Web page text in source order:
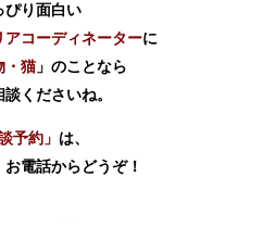
ぴり面白い
アコーディネーターに
・猫 」のことなら
くださいね。
予約」 は、
電話からどうぞ！